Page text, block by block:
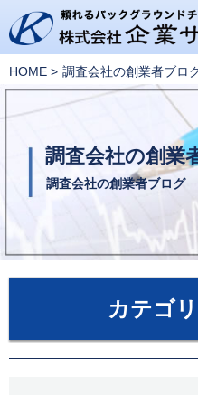
HOME 調査会社の創業者ブロ
調査会社の創業
調査会社の創業者ブログ
カテゴ